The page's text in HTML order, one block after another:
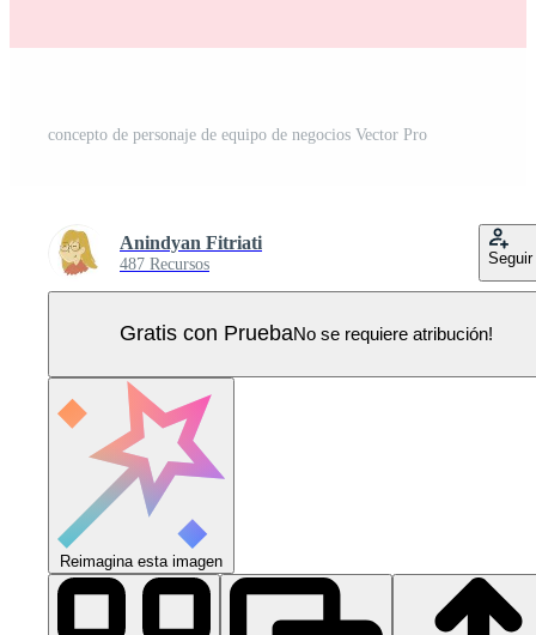
concepto de personaje de equipo de negocios Vector Pro
Anindyan Fitriati
487 Recursos Seguir
Gratis con PruebaNo se requiere atribución!
Reimagina esta imagen